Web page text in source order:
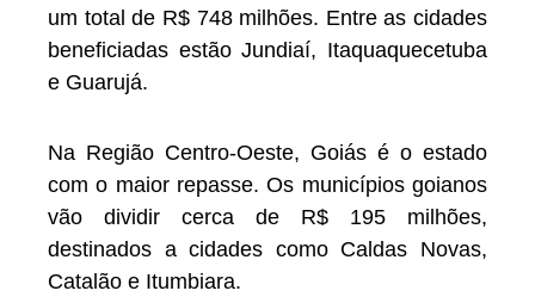
um total de R$ 748 milhões. Entre as cidades
beneficiadas estão Jundiaí, Itaquaquecetuba
e Guarujá.
Na Região Centro-Oeste, Goiás é o estado
com o maior repasse. Os municípios goianos
vão dividir cerca de R$ 195 milhões,
destinados a cidades como Caldas Novas,
Catalão e Itumbiara.